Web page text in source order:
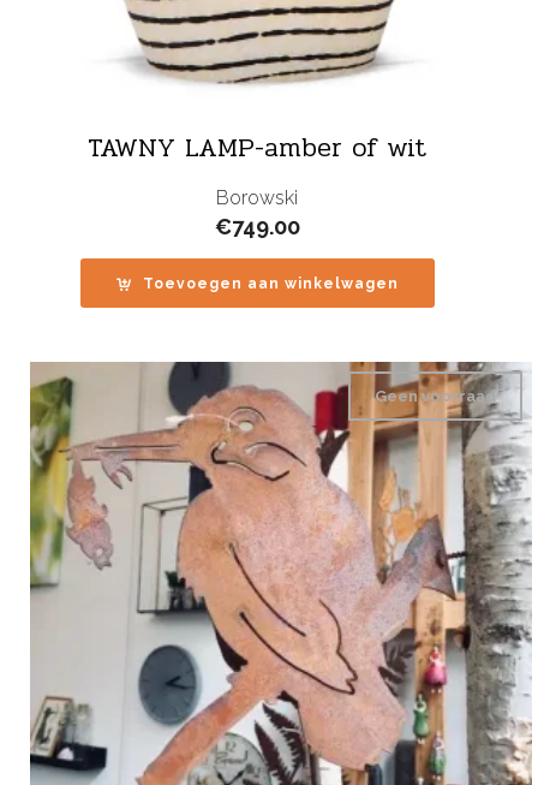
TAWNY LAMP-amber of wit
Borowski
€749.00
Toevoegen aan winkelwagen
Geen voorraad